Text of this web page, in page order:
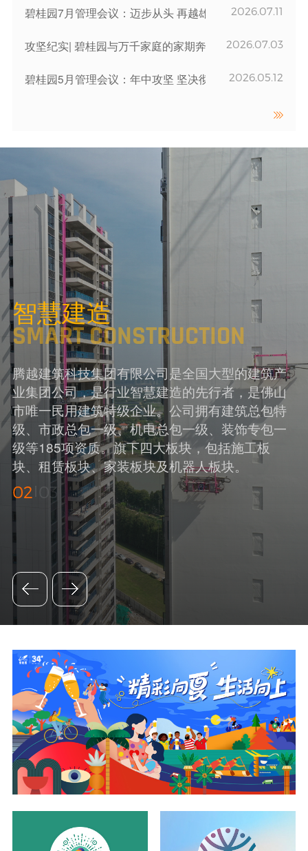
碧桂园7月管理会议：迈步从头 再越雄关 2026.07.11
攻坚纪实| 碧桂园与万千家庭的家期奔赴 2026.07.03
碧桂园5月管理会议：年中攻坚 坚决彻底 2026.05.12
智慧建造
SMART CONSTRUCTION
腾越建筑科技集团有限公司是全国大型的建筑产
业集团公司，是行业智慧建造的先行者，是佛山
市唯一民用建筑特级企业。公司拥有建筑总包特
级、市政总包一级、机电总包一级、装饰专包一
级等185项资质。旗下四大板块，包括施工板
块、租赁板块、家装板块及机器人板块。
02 03